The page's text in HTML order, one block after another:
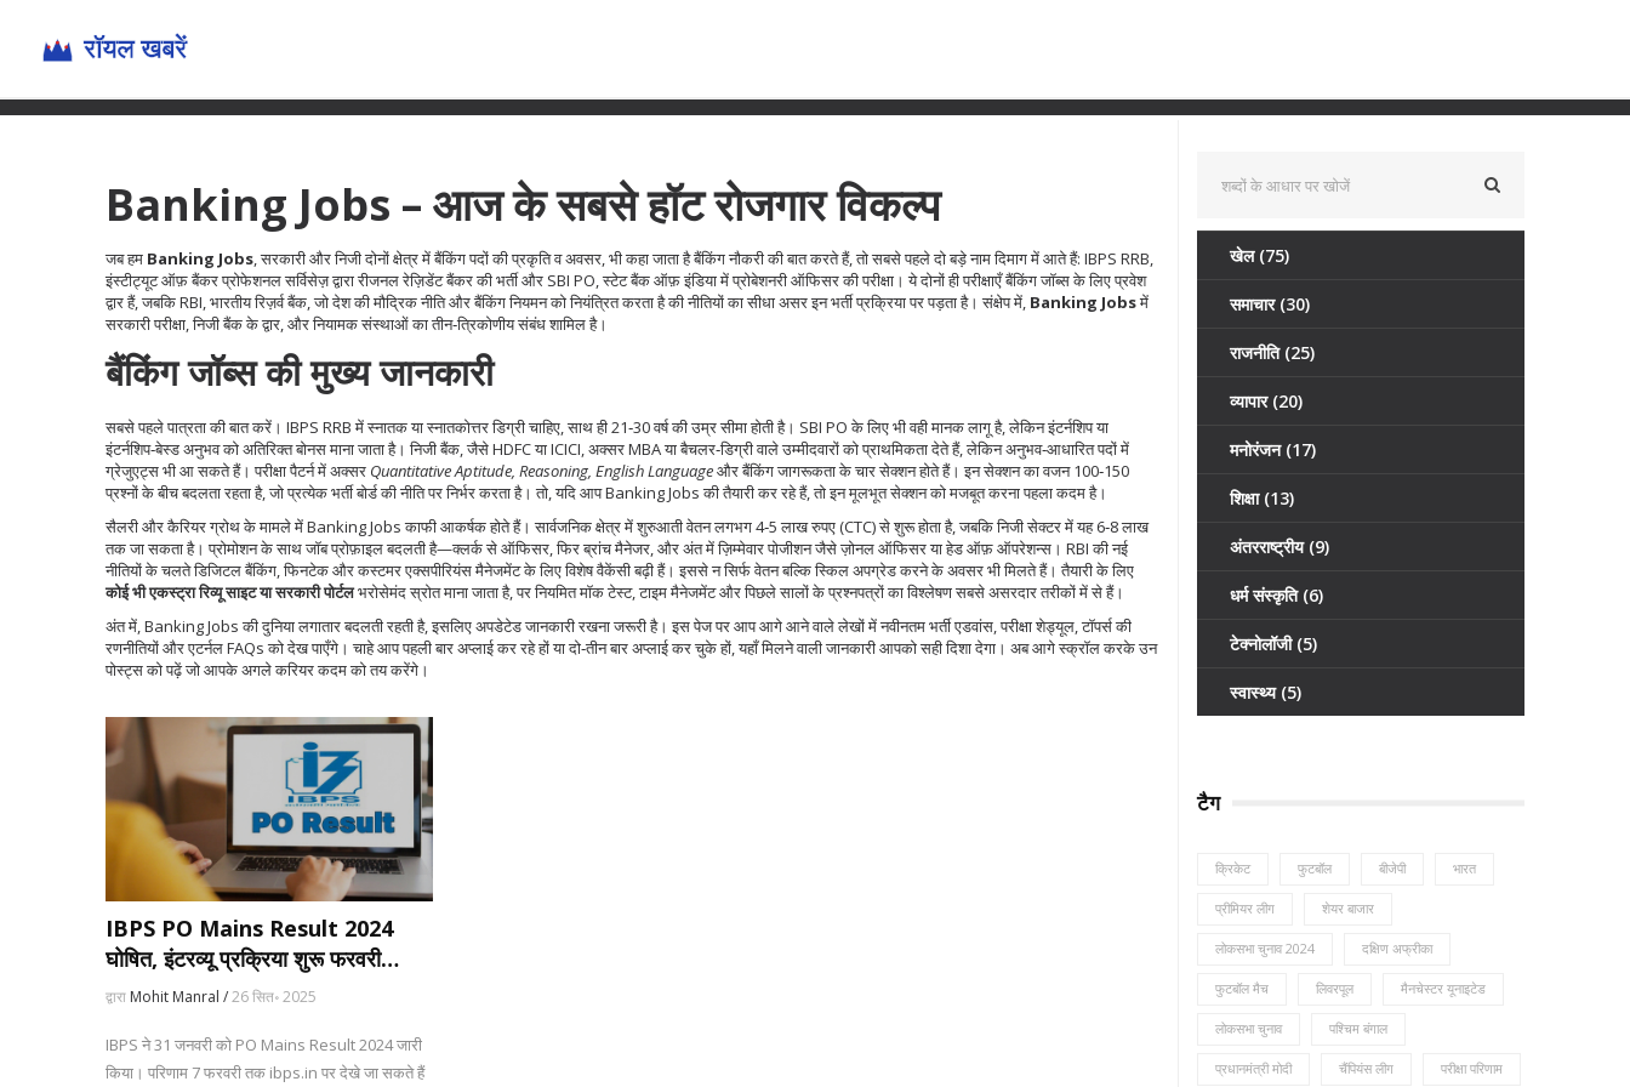
Banking Jobs – आज के सबसे हॉट रोजगार विकल्प
जब हम Banking Jobs,सरकारी और निजी दोनों क्षेत्र में बैंकिंग पदों की प्रकृति व अवसर, भी कहा जाता हैबैंकिंग नौकरीकी बात करते हैं, तो सबसे पहले दो बड़े नाम दिमाग में आते हैं: IBPS RRB,
इंस्टीट्यूट ऑफ़ बैंकर प्रोफेशनल सर्विसेज़ द्वारा रीजनल रेज़िडेंट बैंकर की भर्तीऔर SBI PO,स्टेट बैंक ऑफ़ इंडिया में प्रोबेशनरी ऑफिसर की परीक्षा । ये दोनों ही परीक्षाएँ बैंकिंग जॉब्स के लिए प्रवेश
द्वार हैं, जबकिRBI,भारतीय रिज़र्व बैंक, जो देश की मौद्रिक नीति और बैंकिंग नियमन को नियंत्रित करता हैकी नीतियों का सीधा असर इन भर्ती प्रक्रिया पर पड़ता है। संक्षेप में, Banking Jobsमें
सरकारी परीक्षा, निजी बैंक के द्वार, और नियामक संस्थाओं का तीन‑त्रिकोणीय संबंध शामिल है।
बैंकिंग जॉब्स की मुख्य जानकारी
सबसे पहले पात्रता की बात करें। IBPS RRB में स्नातक या स्नातकोत्तर डिग्री चाहिए, साथ ही 21‑30 वर्ष की उम्र सीमा होती है। SBI PO के लिए भी वही मानक लागू है, लेकिन इंटर्नशिप या
इंटर्नशिप‑बेस्ड अनुभव को अतिरिक्त बोनस माना जाता है। निजी बैंक, जैसे HDFC या ICICI, अक्सर MBA या बैचलर‑डिग्री वाले उम्मीदवारों को प्राथमिकता देते हैं, लेकिन अनुभव‑आधारित पदों में
ग्रेजुएट्स भी आ सकते हैं। परीक्षा पैटर्न में अक्सर Quantitative Aptitude, Reasoning, English Languageऔर बैंकिंग जागरूकता के चार सेक्शन होते हैं। इन सेक्शन का वजन 100‑150
प्रश्नों के बीच बदलता रहता है, जो प्रत्येक भर्ती बोर्ड की नीति पर निर्भर करता है। तो, यदि आप Banking Jobs की तैयारी कर रहे हैं, तो इन मूलभूत सेक्शन को मजबूत करना पहला कदम है।
सैलरी और कैरियर ग्रोथ के मामले में Banking Jobs काफी आकर्षक होते हैं। सार्वजनिक क्षेत्र में शुरुआती वेतन लगभग 4‑5 लाख रुपए (CTC) से शुरू होता है, जबकि निजी सेक्टर में यह 6‑8 लाख
तक जा सकता है। प्रोमोशन के साथ जॉब प्रोफ़ाइल बदलती है—क्लर्क से ऑफिसर, फिर ब्रांच मैनेजर, और अंत में ज़िम्मेवार पोजीशन जैसे ज़ोनल ऑफिसर या हेड ऑफ़ ऑपरेशन्स। RBI की नई
नीतियों के चलते डिजिटल बैंकिंग, फिनटेक और कस्टमर एक्सपीरियंस मैनेजमेंट के लिए विशेष वैकेंसी बढ़ी हैं। इससे न सिर्फ वेतन बल्कि स्किल अपग्रेड करने के अवसर भी मिलते हैं। तैयारी के लिए
कोई भी एकस्ट्रा रिव्यू साइट या सरकारी पोर्टलभरोसेमंद स्रोत माना जाता है, पर नियमित मॉक टेस्ट, टाइम मैनेजमेंट और पिछले सालों के प्रश्नपत्रों का विश्लेषण सबसे असरदार तरीकों में से हैं।
अंत में, Banking Jobs की दुनिया लगातार बदलती रहती है, इसलिए अपडेटेड जानकारी रखना जरूरी है। इस पेज पर आप आगे आने वाले लेखों में नवीनतम भर्ती एडवांस, परीक्षा शेड्यूल, टॉपर्स की
रणनीतियों और एटर्नल FAQs को देख पाएँगे। चाहे आप पहली बार अप्लाई कर रहे हों या दो‑तीन बार अप्लाई कर चुके हों, यहाँ मिलने वाली जानकारी आपको सही दिशा देगा। अब आगे स्क्रॉल करके उन
पोस्ट्स को पढ़ें जो आपके अगले करियर कदम को तय करेंगे।
IBPS PO Mains Result 2024
घोषित, इंटरव्यू प्रक्रिया शुरू फरवरी
2025
द्वारा Mohit Manral /26 सित॰ 2025
IBPS ने 31 जनवरी को PO Mains Result 2024 जारी
किया। परिणाम 7 फरवरी तक ibps.in पर देखे जा सकते हैं
खेल (75)
समाचार (30)
राजनीति (25)
व्यापार (20)
मनोरंजन (17)
शिक्षा (13)
अंतरराष्ट्रीय (9)
धर्म संस्कृति (6)
टेक्नोलॉजी (5)
स्वास्थ्य (5)
टैग
क्रिकेट फुटबॉल बीजेपी भारत
प्रीमियर लीग शेयर बाजार
लोकसभा चुनाव 2024 दक्षिण अफ्रीका
फुटबॉल मैच लिवरपूल मैनचेस्टर यूनाइटेड
लोकसभा चुनाव पश्चिम बंगाल
प्रधानमंत्री मोदी चैंपियंस लीग परीक्षा परिणाम